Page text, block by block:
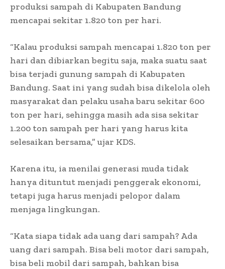
produksi sampah di Kabupaten Bandung
mencapai sekitar 1.820 ton per hari.
“Kalau produksi sampah mencapai 1.820 ton per
hari dan dibiarkan begitu saja, maka suatu saat
bisa terjadi gunung sampah di Kabupaten
Bandung. Saat ini yang sudah bisa dikelola oleh
masyarakat dan pelaku usaha baru sekitar 600
ton per hari, sehingga masih ada sisa sekitar
1.200 ton sampah per hari yang harus kita
selesaikan bersama,” ujar KDS.
Karena itu, ia menilai generasi muda tidak
hanya dituntut menjadi penggerak ekonomi,
tetapi juga harus menjadi pelopor dalam
menjaga lingkungan.
“Kata siapa tidak ada uang dari sampah? Ada
uang dari sampah. Bisa beli motor dari sampah,
bisa beli mobil dari sampah, bahkan bisa